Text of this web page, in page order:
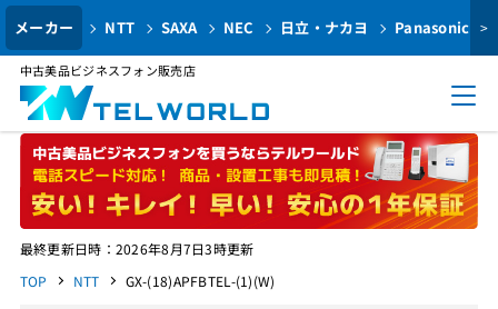
メーカー NTT SAXA NEC 日立・ナカヨ Panasonic >
中古美品ビジネスフォン販売店
最終更新日時：2026年8月7日3時更新
TOP
NTT GX-(18)APFBTEL-(1)(W)